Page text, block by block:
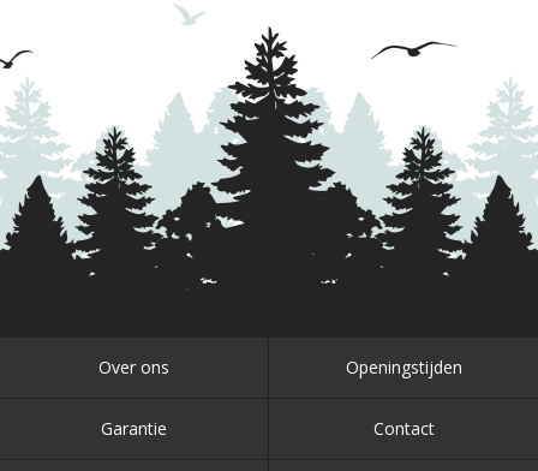
Over ons Openingstijden
Garantie Contact